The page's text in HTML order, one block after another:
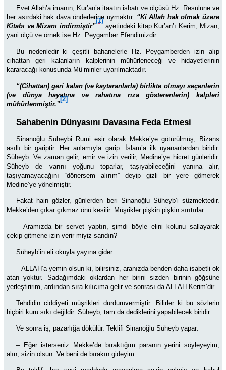
Evet Allah’a imanın, Kur’an’a itaatın isbatı ve ölçüsü Hz. Resulune ve
her asırdaki hak dava önderlerine uymaktır. “Ki Allah hak olmak üzere
Kitabı ve Mizanı indirmiştir”
[1]
ayetindeki kitap Kur’an’ı Kerim, Mizan,
yani ölçü ve örnek ise Hz. Peygamber Efendimizdir.
Bu nedenledir ki çeşitli bahanelerle Hz. Peygamberden izin alıp
cihattan geri kalanların kalplerinin mühürleneceği ve hidayetlerinin
kararacağı konusunda Mü’minler uyarılmaktadır.
“(Cihattan) geri kalan (ve kaytaranlarla) birlikte olmayı seçenlerin
(ve dünya hayatına ve rahatına rıza gösterenlerin) kalpleri
mühürlenmiştir.”
[2]
Sahabenin Dünyasını Davasına Feda Etmesi
Sinanoğlu Süheybi Rumi esir olarak Mekke’ye götürülmüş, Bizans
asıllı bir gariptir. Her anlamıyla garip. İslam’a ilk uyananlardan biridir.
Süheyb. Ve zaman gelir, emir ve izin verilir, Medine’ye hicret günleridir.
Süheyb de varını yoğunu toparlar, taşıyabileceğini yanına alır,
taşıyamayacağını “dönersem alırım” deyip gizli bir yere gömerek
Medine’ye yönelmiştir.
Fakat hain gözler, günlerden beri Sinanoğlu Süheyb’i süzmektedir.
Mekke’den çıkar çıkmaz önü kesilir. Müşrikler pişkin pişkin sırıtırlar:
– Aramızda bir servet yaptın, şimdi böyle elini kolunu sallayarak
çekip gitmene izin verir miyiz sandın?
Süheyb’in eli okuyla yayına gider:
– ALLAH’a yemin olsun ki, bilirsiniz, aranızda benden daha isabetli ok
atan yoktur. Sadağımdaki oklardan her birini sizden birinin göğsüne
yerleştiririm, ardından sıra kılıcıma gelir ve sonrası da ALLAH Kerim’dir.
Tehdidin ciddiyeti müşrikleri durduruvermiştir. Bilirler ki bu sözlerin
hiçbiri kuru sıkı değildir. Süheyb, tam da dediklerini yapabilecek biridir.
Ve sonra iş, pazarlığa dökülür. Teklifi Sinanoğlu Süheyb yapar:
– Eğer isterseniz Mekke’de bıraktığım paranın yerini söyleyeyim,
alın, sizin olsun. Ve beni de bırakın gideyim.